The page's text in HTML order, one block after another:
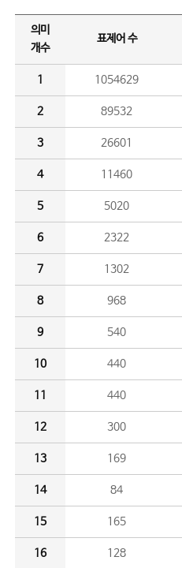
의미
개수
표제어 수
1 1054629
2 89532
3 26601
4 11460
5 5020
6 2322
7 1302
8 968
9 540
10 440
11 440
12 300
13 169
14 84
15 165
16 128